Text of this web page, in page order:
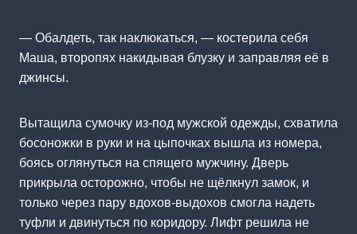
— Обалдеть, так наклюкаться, — костерила себя
Маша, второпях накидывая блузку и заправляя её в
джинсы.
Вытащила сумочку из-под мужской одежды, схватила
босоножки в руки и на цыпочках вышла из номера,
боясь оглянуться на спящего мужчину. Дверь
прикрыла осторожно, чтобы не щёлкнул замок, и
только через пару вдохов-выдохов смогла надеть
туфли и двинуться по коридору. Лифт решила не